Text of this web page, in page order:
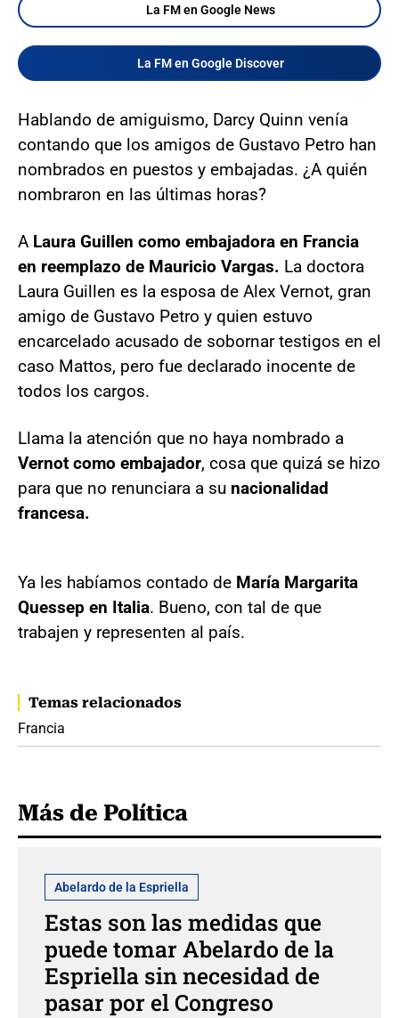
La FM en Google News
La FM en Google Discover
Hablando de amiguismo, Darcy Quinn venía
contando que los amigos de Gustavo Petro han
nombrados en puestos y embajadas. ¿A quién
nombraron en las últimas horas?
A Laura Guillen como embajadora en Francia
en reemplazo de Mauricio Vargas. La doctora
Laura Guillen es la esposa de Alex Vernot, gran
amigo de Gustavo Petro y quien estuvo
encarcelado acusado de sobornar testigos en el
caso Mattos, pero fue declarado inocente de
todos los cargos.
Llama la atención que no haya nombrado a
Vernot como embajador, cosa que quizá se hizo
para que no renunciara a su nacionalidad
francesa.
Ya les habíamos contado de María Margarita
Quessep en Italia. Bueno, con tal de que
trabajen y representen al país.
Temas relacionados
Francia
Más de Política
Abelardo de la Espriella
Estas son las medidas que
puede tomar Abelardo de la
Espriella sin necesidad de
pasar por el Congreso